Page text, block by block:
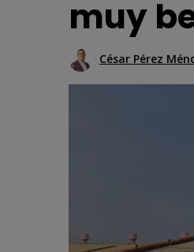
muy
César Pérez